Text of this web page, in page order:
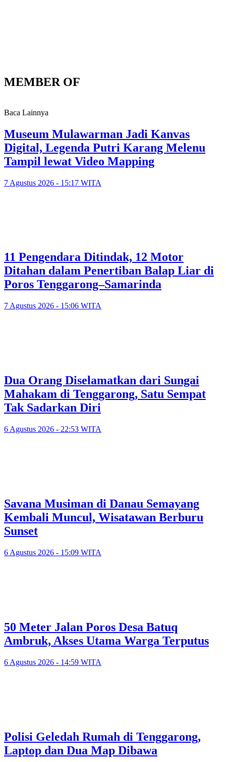
MEMBER OF
Baca Lainnya
Museum Mulawarman Jadi Kanvas
Digital, Legenda Putri Karang Melenu
Tampil lewat Video Mapping
7 Agustus 2026 - 15:17 WITA
11 Pengendara Ditindak, 12 Motor
Ditahan dalam Penertiban Balap Liar di
Poros Tenggarong–Samarinda
7 Agustus 2026 - 15:06 WITA
Dua Orang Diselamatkan dari Sungai
Mahakam di Tenggarong, Satu Sempat
Tak Sadarkan Diri
6 Agustus 2026 - 22:53 WITA
Savana Musiman di Danau Semayang
Kembali Muncul, Wisatawan Berburu
Sunset
6 Agustus 2026 - 15:09 WITA
50 Meter Jalan Poros Desa Batuq
Ambruk, Akses Utama Warga Terputus
6 Agustus 2026 - 14:59 WITA
Polisi Geledah Rumah di Tenggarong,
Laptop dan Dua Map Dibawa